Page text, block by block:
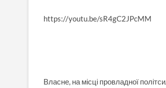
https://youtu.be/sR4gC2JPcMM
Власне, на місці провладної